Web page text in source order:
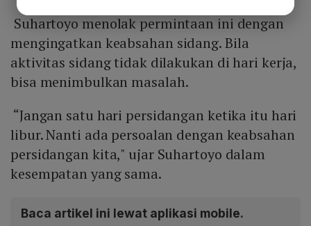
Suhartoyo menolak permintaan ini dengan
mengingatkan keabsahan sidang. Bila
aktivitas sidang tidak dilakukan di hari kerja,
bisa menimbulkan masalah.
“Jangan satu hari persidangan ketika itu hari
libur. Nanti ada persoalan dengan keabsahan
persidangan kita," ujar Suhartoyo dalam
kesempatan yang sama.
Baca artikel ini lewat aplikasi mobile.